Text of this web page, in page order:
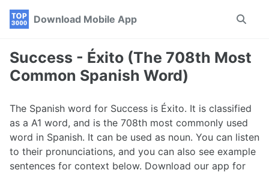
Skip
navigation
Skip
Skip
Download Mobile App
Toggle
Success - Éxito (The 708th Most
Common Spanish Word)
The Spanish word for Success is Éxito. It is classified
as a A1 word, and is the 708th most commonly used
word in Spanish. It can be used as noun. You can listen
to their pronunciations, and you can also see example
sentences for context below. Download our app for